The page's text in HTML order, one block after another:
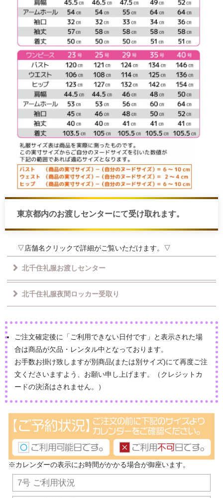
東京都内のお渡しセンターにて受け取れます。
▽店舗名クリックで詳細がご覧いただけます。▽
北千住礼服お渡しセンター
北千住礼服夜間ロッカー受取り
ご注文確定後に「ご利用できない日付です」と表示された場
合は商品が欠品・レンタル中となっております。
お手数お掛け致しますが別商品(または別サイズ)にて再度ご注
文くださいますよう、お願い申し上げます。（クレジットカ
ードの決済はされません。）
※カレンダーの表示にお時間がかかる場合が御座います。
7号 ご利用状況